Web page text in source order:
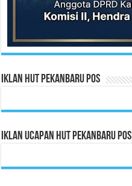
Iklan HUT Pekanbaru Pos
Iklan Ucapan HUT Pekanbaru Pos